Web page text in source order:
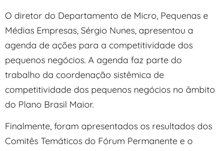
O diretor do Departamento de Micro, Pequenas e
Médias Empresas, Sérgio Nunes, apresentou a
agenda de ações para a competitividade dos
pequenos negócios. A agenda faz parte do
trabalho da coordenação sistêmica de
competitividade dos pequenos negócios no âmbito
do Plano Brasil Maior.
Finalmente, foram apresentados os resultados dos
Comitês Temáticos do Fórum Permanente e o